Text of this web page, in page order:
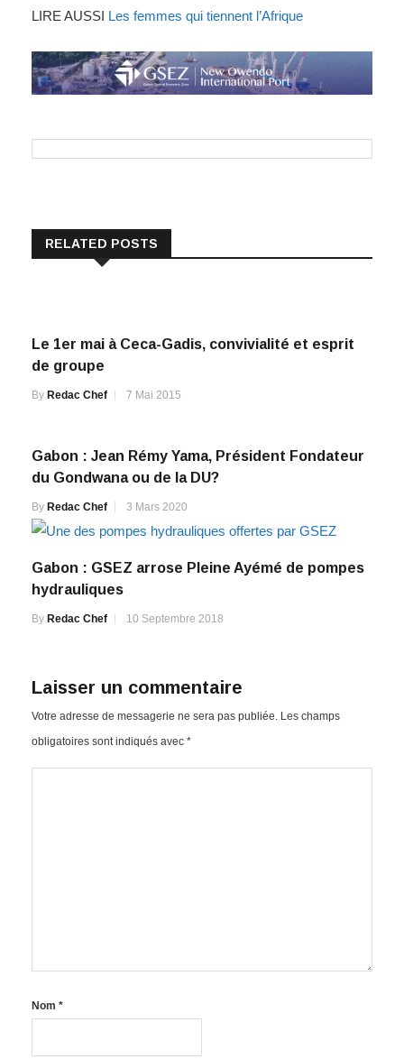
LIRE AUSSI Les femmes qui tiennent l’Afrique
RELATED POSTS
Le 1er mai à Ceca-Gadis, convivialité et esprit
de groupe
By Redac Chef 7 Mai 2015
Gabon : Jean Rémy Yama, Président Fondateur
du Gondwana ou de la DU?
By Redac Chef 3 Mars 2020
Gabon : GSEZ arrose Pleine Ayémé de pompes
hydrauliques
By Redac Chef 10 Septembre 2018
Laisser un commentaire
Votre adresse de messagerie ne sera pas publiée. Les champs
obligatoires sont indiqués avec *
Nom *